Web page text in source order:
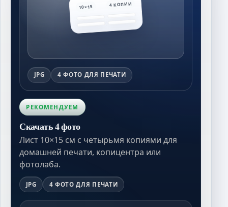
10×15 4 КОПИИ
JPG 4 ФОТО ДЛЯ ПЕЧАТИ
РЕКОМЕНДУЕМ
Скачать 4 фото
Лист 10×15 см с четырьмя копиями для
домашней печати, копицентра или
фотолаба.
JPG 4 ФОТО ДЛЯ ПЕЧАТИ